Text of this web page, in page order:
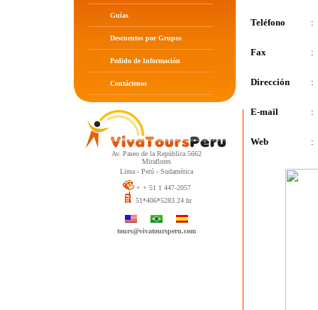
Guías
Descuentos por Grupos
Pedido de Información
Contáctenos
Av. Paseo de la República 5662
Miraflores
Lima - Perú - Sudamérica
+ + 51 1 447-2057
51*406*5283 24 hr
tours@vivatoursperu.com
Teléfono :
Fax :
Dirección :
E-mail :
Web :